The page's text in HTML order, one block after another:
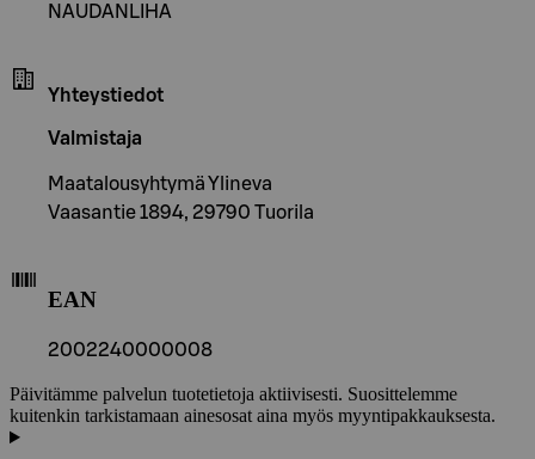
NAUDANLIHA
Yhteystiedot
Valmistaja
Maatalousyhtymä Ylineva
Vaasantie 1894, 29790 Tuorila
EAN
2002240000008
Päivitämme palvelun tuotetietoja aktiivisesti. Suosittelemme
kuitenkin tarkistamaan ainesosat aina myös myyntipakkauksesta.